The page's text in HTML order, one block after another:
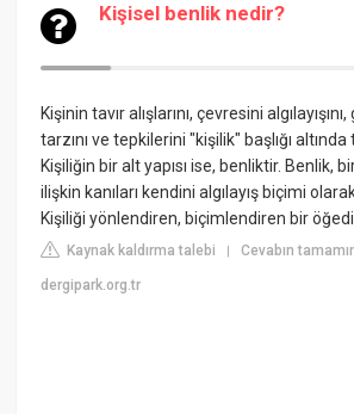
Kişisel benlik nedir?
Kişinin tavır alışlarını, çevresini
tarzını ve tepkilerini "kişilik" başlığı
Kişiliğin bir alt yapısı ise, benliktir. Benlik,
ilişkin kanıları kendini algılayış biçimi
Kişiliği yönlendiren, biçimlendiren bir
Kaynak kaldırma talebi |Cevabın
dergipark.org.tr